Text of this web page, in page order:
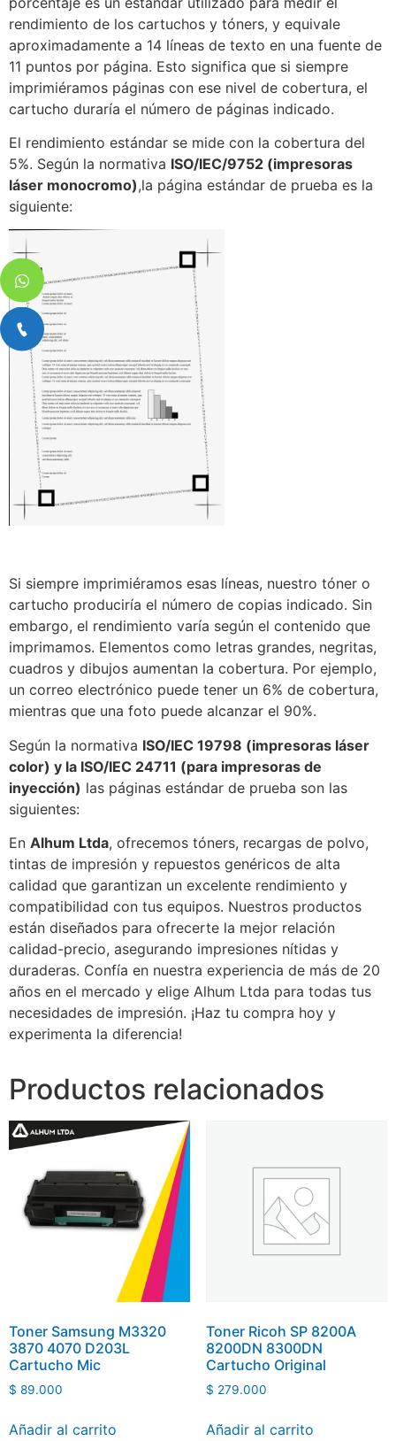
rendimiento de los cartuchos y tóners, y equivale
aproximadamente a 14 líneas de texto en una fuente de
11 puntos por página. Esto significa que si siempre
imprimiéramos páginas con ese nivel de cobertura, el
cartucho duraría el número de páginas indicado.
El rendimiento estándar se mide con la cobertura del
5%. Según la normativa ISO/IEC/9752 (impresoras
láser monocromo),la página estándar de prueba es la
siguiente:
Si siempre imprimiéramos esas líneas, nuestro tóner o
cartucho produciría el número de copias indicado. Sin
embargo, el rendimiento varía según el contenido que
imprimamos. Elementos como letras grandes, negritas,
cuadros y dibujos aumentan la cobertura. Por ejemplo,
un correo electrónico puede tener un 6% de cobertura,
mientras que una foto puede alcanzar el 90%.
Según la normativa ISO/IEC 19798 (impresoras láser
color) y la ISO/IEC 24711 (para impresoras de
inyección) las páginas estándar de prueba son las
siguientes:
En Alhum Ltda, ofrecemos tóners, recargas de polvo,
tintas de impresión y repuestos genéricos de alta
calidad que garantizan un excelente rendimiento y
compatibilidad con tus equipos. Nuestros productos
están diseñados para ofrecerte la mejor relación
calidad-precio, asegurando impresiones nítidas y
duraderas. Confía en nuestra experiencia de más de 20
años en el mercado y elige Alhum Ltda para todas tus
necesidades de impresión. ¡Haz tu compra hoy y
experimenta la diferencia!
Productos relacionados
Toner Samsung M3320
3870 4070 D203L
Cartucho Mic
$ 89.000
Añadir al carrito
Toner Ricoh SP 8200A
8200DN 8300DN
Cartucho Original
$ 279.000
Añadir al carrito